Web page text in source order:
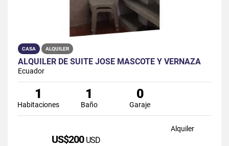
CASA ALQUILER
ALQUILER DE SUITE JOSÉ MASCOTE Y VERNAZA
Ecuador
1
Habitaciones
1
Baño
0
Garaje
Alquiler
US$200 USD